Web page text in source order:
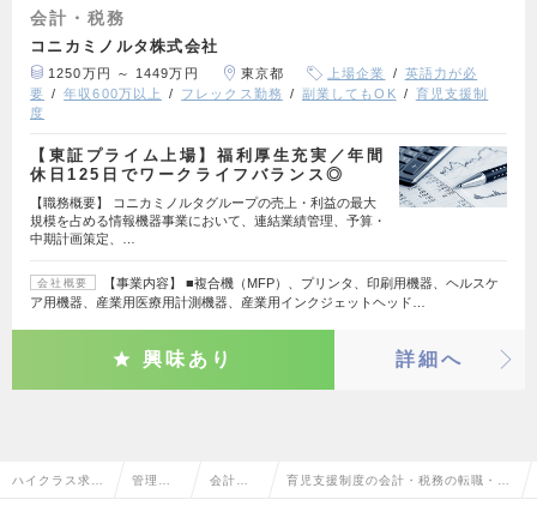
会計・税務
コニカミノルタ株式会社
1250万円 ～ 1449万円 東京都 上場企業
英語力が必
要
年収600万以上 フレックス勤務 副業してもOK
育児支援制
度
【東証プライム上場】福利厚生充実／年間
休日125日でワークライフバランス◎
【職務概要】 コニカミノルタグループの売上・利益の最大
規模を占める情報機器事業において、連結業績管理、予算・
中期計画策定、…
会社概要
【事業内容】 ■複合機（MFP）、プリンタ、印刷用機器、ヘルスケ
ア用機器、産業用医療用計測機器、産業用インクジェットヘッド…
興味あり 詳細へ
ハイクラス求人 管理部 会計・ 育児支援制度の会計・税務の転職・求